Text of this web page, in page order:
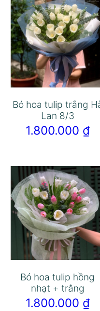
Bó hoa tulip trắng
Lan 8/3
1.800.000 ₫
Bó hoa tulip hồng
nhạt + trắng
1.800.000 ₫